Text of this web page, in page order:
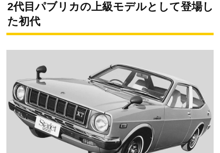
2代目パブリカの上級モデルとして登場し
た初代